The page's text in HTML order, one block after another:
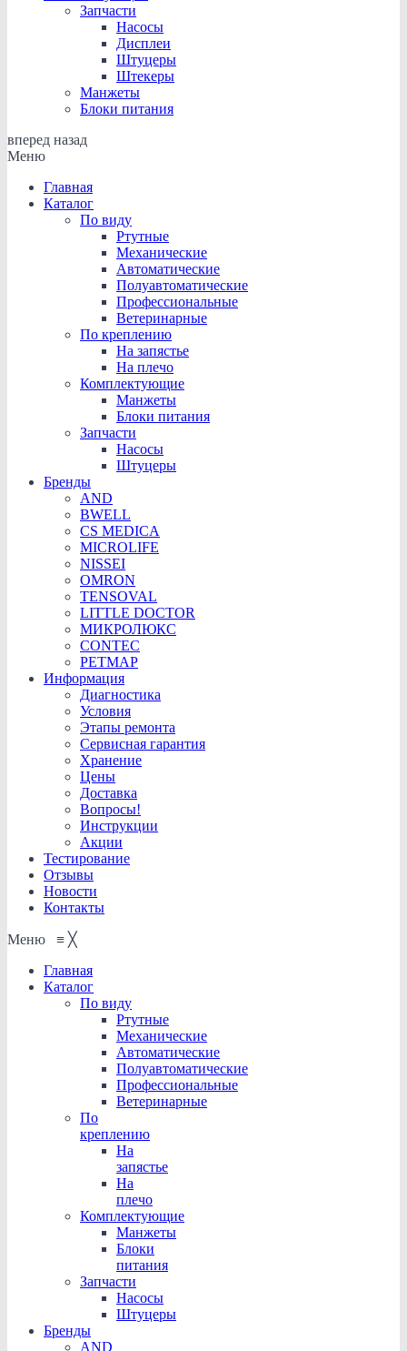
Запчасти
Насосы
Дисплеи
Штуцеры
Штекеры
Манжеты
Блоки питания
вперед назад
Меню
Главная
Каталог
По виду
Ртутные
Механические
Автоматические
Полуавтоматические
Профессиональные
Ветеринарные
По креплению
На запястье
На плечо
Комплектующие
Манжеты
Блоки питания
Запчасти
Насосы
Штуцеры
Бренды
AND
BWELL
CS MEDICA
MICROLIFE
NISSEI
OMRON
TENSOVAL
LITTLE DOCTOR
МИКРОЛЮКС
CONTEC
PETMAP
Информация
Диагностика
Условия
Этапы ремонта
Сервисная гарантия
Хранение
Цены
Доставка
Вопросы!
Инструкции
Акции
Тестирование
Отзывы
Новости
Контакты
Меню ≡ ╳
Главная
Каталог
По виду
Ртутные
Механические
Автоматические
Полуавтоматические
Профессиональные
Ветеринарные
По
креплению
На
запястье
На
плечо
Комплектующие
Манжеты
Блоки
питания
Запчасти
Насосы
Штуцеры
Бренды
AND